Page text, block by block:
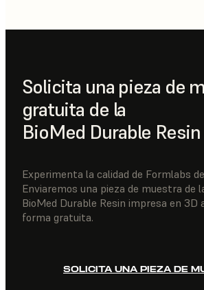
Solicita una pieza de
gratuita de la
BioMed Durable Resin
Experimenta la calidad de Formlabs
Enviaremos una pieza de muestra de
BioMed Durable Resin impresa en 3D
forma gratuita.
SOLICITA UNA PIEZA DE